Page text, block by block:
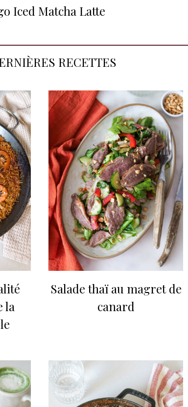
Iced Matcha Latte
RECETTES
la
Salade thaï au magret de
canard